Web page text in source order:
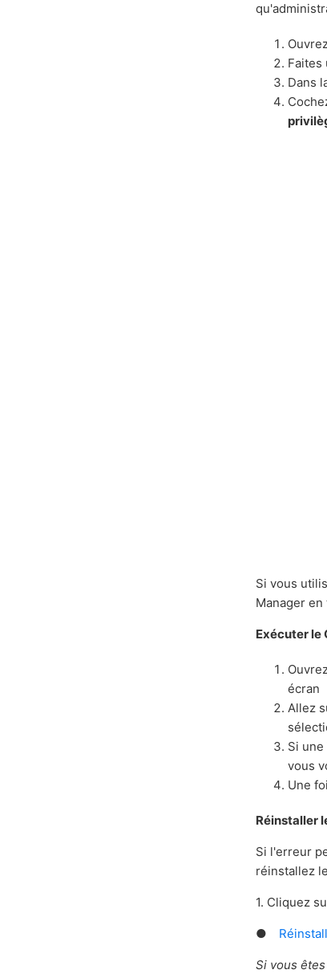
Faites
Dans
Si vous
Manager
Exécuter le
écran
Allez
Si
vous
Une
Réinstaller
Si l'erreur
réinstallez
1. Cliquez
●
Si vous